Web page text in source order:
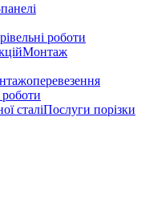
роботи
Монтаж
Послуги порізки